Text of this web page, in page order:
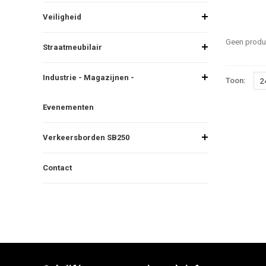
Veiligheid
Straatmeubilair
Industrie - Magazijnen -
Evenementen
Verkeersborden SB250
Contact
Geen
Toon: